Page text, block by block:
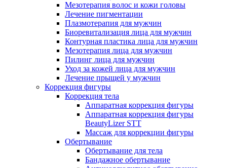
Мезотерапия волос и кожи головы
Лечение пигментации
Плазмотерапия для мужчин
Биоревитализация лица для мужчин
Контурная пластика лица для мужчин
Мезотерапия лица для мужчин
Пилинг лица для мужчин
Уход за кожей лица для мужчин
Лечение прыщей у мужчин
Коррекция фигуры
Коррекция тела
Аппаратная коррекция фигуры
Аппаратная коррекция фигуры
BeautyLizer STT
Массаж для коррекции фигуры
Обертывание
Обертывание для тела
Бандажное обертывание